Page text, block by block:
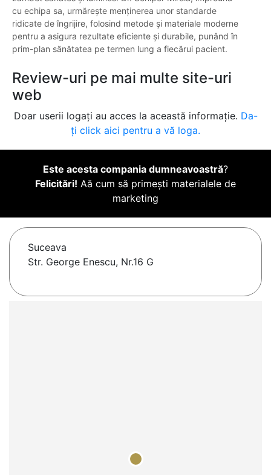
cu echipa sa, urmărește menținerea unor standarde
ridicate de îngrijire, folosind metode și materiale moderne
pentru a asigura rezultate eficiente și durabile, punând în
prim-plan sănătatea pe termen lung a fiecărui pacient.
Review-uri pe mai multe site-uri
web
Doar userii logați au acces la această informație. Da-
ți click aici pentru a vă loga.
Este acesta compania dumneavoastră?
Felicitări! Aă cum să primești materialele de
marketing
Suceava
Str. George Enescu, Nr.16 G